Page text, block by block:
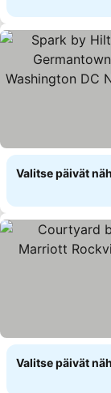
Valitse päivät
Valitse päivät